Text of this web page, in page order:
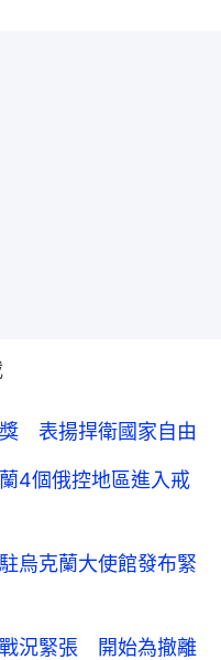
表揚捍衛國家自由
4個俄控地區進入戒
烏克蘭大使館發布緊
況緊張 開始為撤離